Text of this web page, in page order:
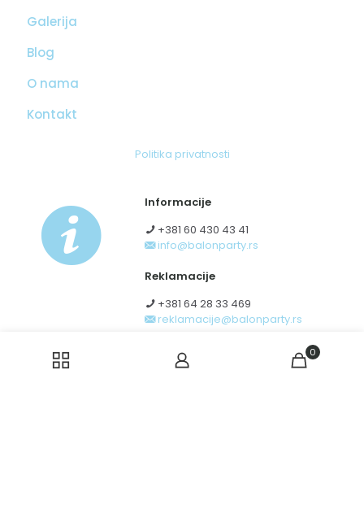
Galerija
Blog
O nama
Kontakt
Politika privatnosti
Informacije
+381 60 430 43 41
info@balonparty.rs
Reklamacije
+381 64 28 33 469
reklamacije@balonparty.rs
Obrazac za odustanak od
ugovora zaključenog na daljinu
0